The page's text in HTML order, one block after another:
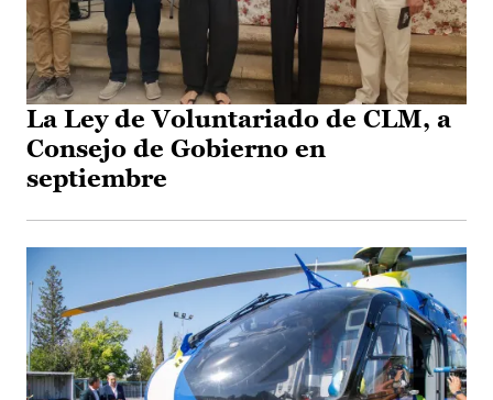
La Ley de Voluntariado de CLM, a
Consejo de Gobierno en
septiembre